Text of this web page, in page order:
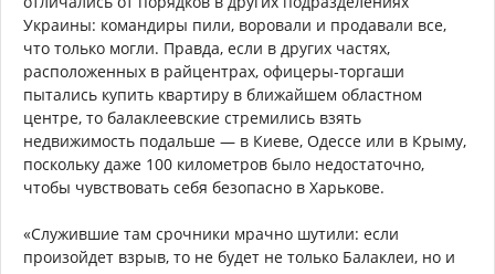
Украины: командиры пили, воровали и продавали все,
что только могли. Правда, если в других частях,
расположенных в райцентрах, офицеры-торгаши
пытались купить квартиру в ближайшем областном
центре, то балаклеевские стремились взять
недвижимость подальше — в Киеве, Одессе или в Крыму,
поскольку даже 100 километров было недостаточно,
чтобы чувствовать себя безопасно в Харькове.
«Служившие там срочники мрачно шутили: если
произойдет взрыв, то не будет не только Балаклеи, но и